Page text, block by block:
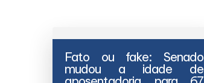
Fato ou fake: Senado
mudou a idade de